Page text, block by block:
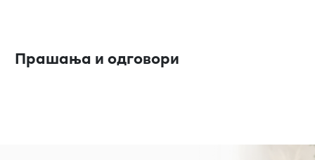
Прашања и одговори